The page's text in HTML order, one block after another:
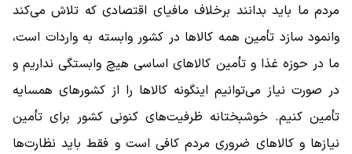
مردم ما باید بدانند برخلاف مافیای اقتصادی که تلاش می‌کند
وانمود سازد تأمین همه کالاها در کشور وابسته به واردات است،
ما در حوزه غذا و تأمین کالاهای اساسی هیچ وابستگی نداریم و
در صورت نیاز می‌توانیم اینگونه کالاها را از کشورهای همسایه
تأمین کنیم. خوشبختانه ظرفیت‌های کنونی کشور برای تأمین
نیازها و کالاهای ضروری مردم کافی است و فقط باید نظارت‌ها